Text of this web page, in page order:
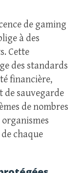
de gaming
à des
Cette
des standards
financière,
de sauvegarde
de nombres
chaque